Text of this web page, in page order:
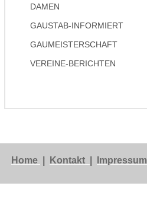
DAMEN
GAUSTAB-INFORMIERT
GAUMEISTERSCHAFT
VEREINE-BERICHTEN
Home Kontakt Impressum